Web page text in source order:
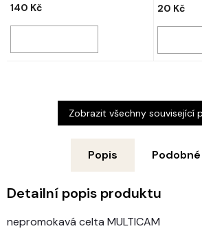
140 Kč 20 Kč
Zobrazit všechny související
Popis
Detailní popis produktu
nepromokavá celta MULTICAM